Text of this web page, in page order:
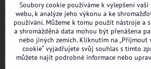
Kontakty
Obchodní podmínky
O nás
Soubory cookie používáme k vylepšení
webu, k analýze jeho výkonu a ke
používání. Můžeme k tomu použít nástroje a
a shromážděná data mohou být přenášena
nebo jiných zemích. Kliknutím na „Přijmout
cookie“ vyjadřujete svůj souhlas s tímto
můžete najít podrobné informace nebo